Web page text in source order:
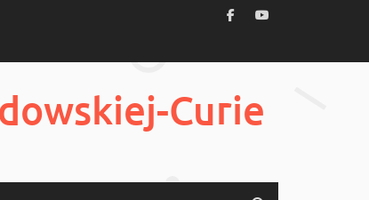
Curie